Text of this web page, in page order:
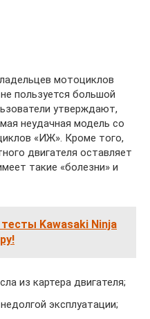
мотоциклов
пользуется большой
утверждают,
неудачная модель со
«ИЖ». Кроме того,
двигателя оставляет
такие «болезни» и
Kawasaki Ninja
из картера двигателя;
эксплуатации;